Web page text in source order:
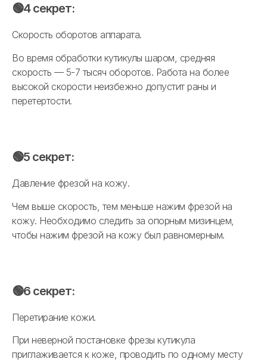
🟢4 секрет:
Скорость оборотов аппарата.
Во время обработки кутикулы шаром, средняя
скорость — 5-7 тысяч оборотов. Работа на более
высокой скорости неизбежно допустит раны и
перетертости.
🟢5 секрет:
Давление фрезой на кожу.
Чем выше скорость, тем меньше нажим фрезой на
кожу. Необходимо следить за опорным мизинцем,
чтобы нажим фрезой на кожу был равномерным.
🟢6 секрет:
Перетирание кожи.
При неверной постановке фрезы кутикула
приглаживается к коже, проводить по одному месту